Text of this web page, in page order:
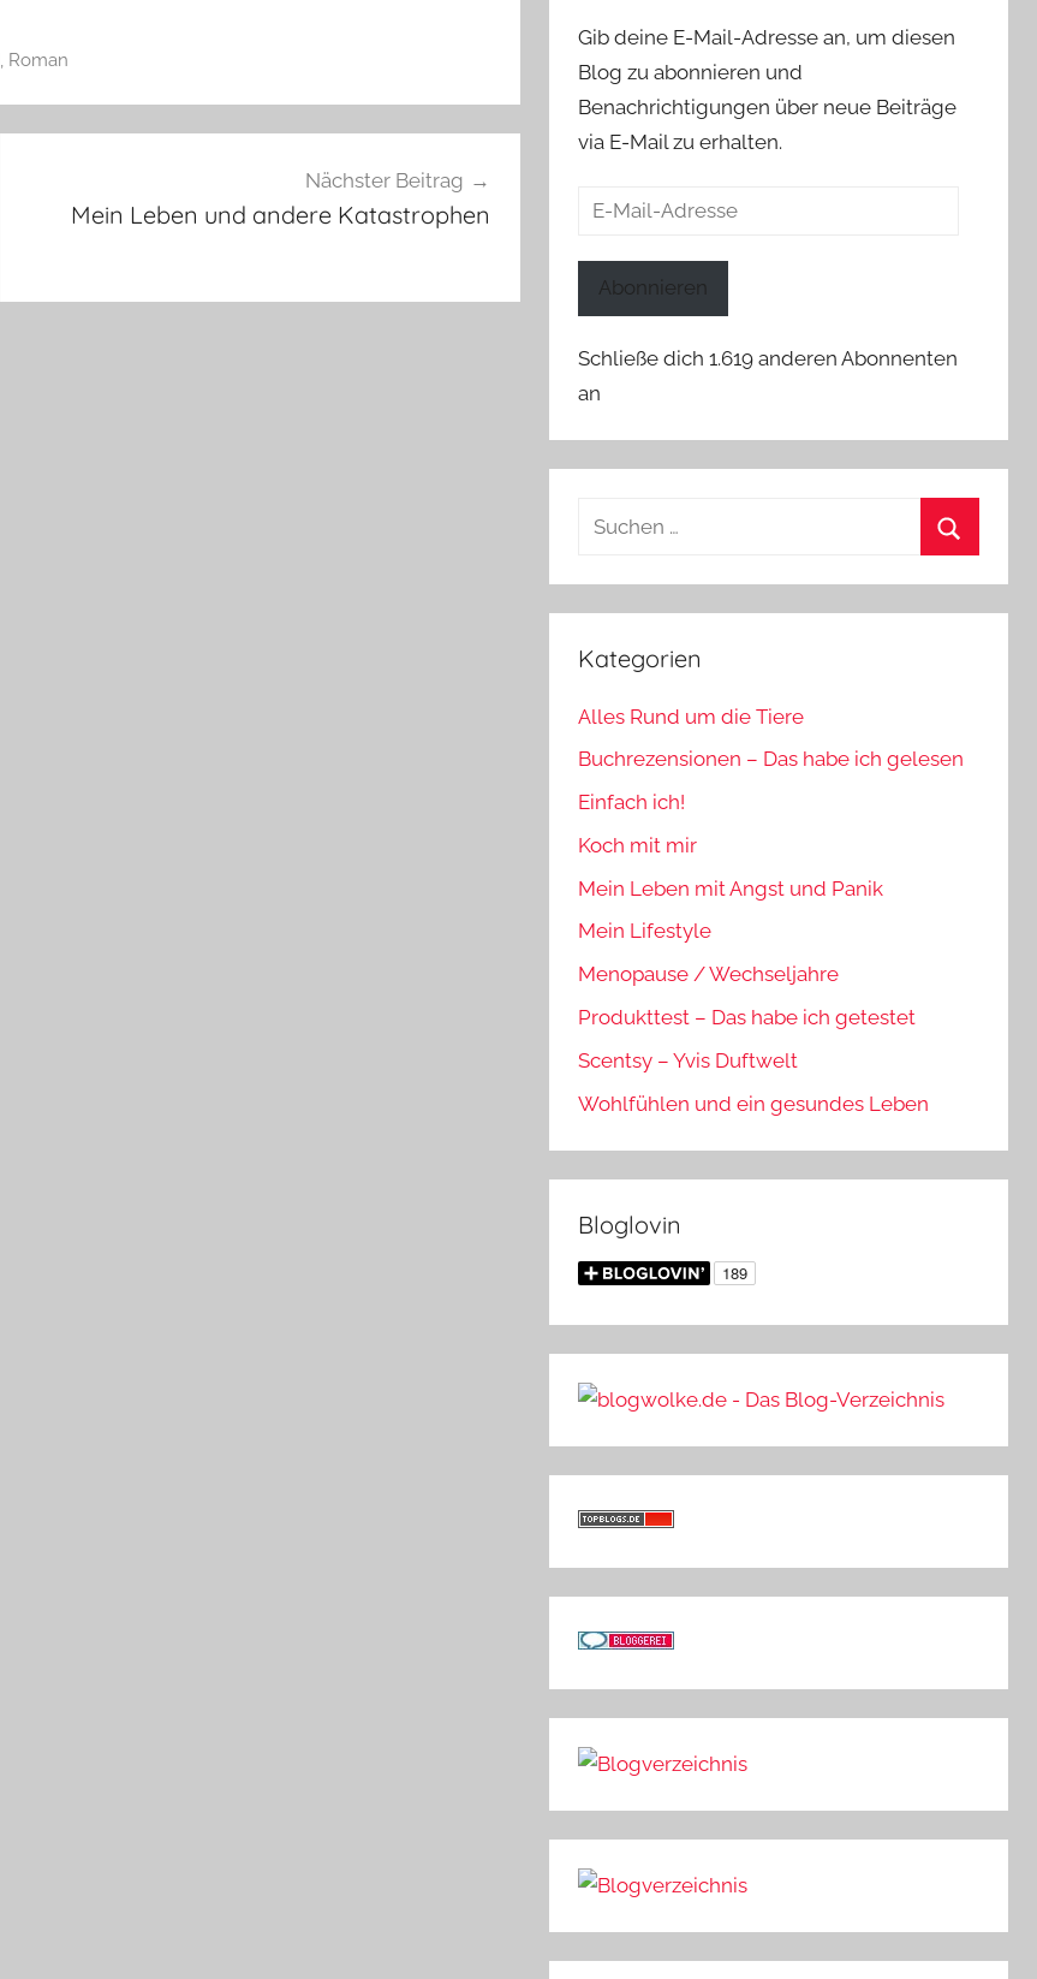
Roman
Nächster Beitrag
Mein Leben und andere Katastrophen
Gib deine E-Mail-Adresse an, um diesen
Blog zu abonnieren und
Benachrichtigungen über neue Beiträge
via E-Mail zu erhalten.
E-
Abonnieren
Schließe dich 1.619 anderen Abonnenten
an
Suchen
Kategorien
Alles Rund um die Tiere
Buchrezensionen – Das habe ich gelesen
Einfach ich!
Koch mit mir
Mein Leben mit Angst und Panik
Mein Lifestyle
Menopause / Wechseljahre
Produkttest – Das habe ich getestet
Scentsy – Yvis Duftwelt
Wohlfühlen und ein gesundes Leben
Bloglovin